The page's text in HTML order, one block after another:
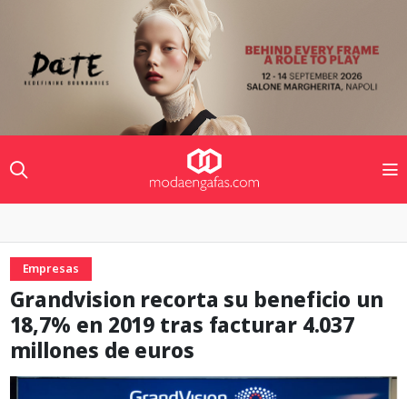
Empresas
Grandvision recorta su beneficio un
18,7% en 2019 tras facturar 4.037
millones de euros